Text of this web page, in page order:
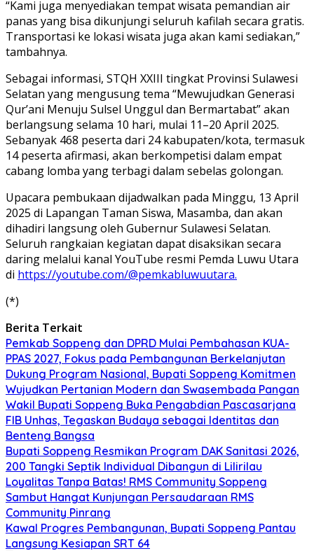
“Kami juga menyediakan tempat wisata pemandian air
panas yang bisa dikunjungi seluruh kafilah secara gratis.
Transportasi ke lokasi wisata juga akan kami sediakan,”
tambahnya.
Sebagai informasi, STQH XXIII tingkat Provinsi Sulawesi
Selatan yang mengusung tema “Mewujudkan Generasi
Qur’ani Menuju Sulsel Unggul dan Bermartabat” akan
berlangsung selama 10 hari, mulai 11–20 April 2025.
Sebanyak 468 peserta dari 24 kabupaten/kota, termasuk
14 peserta afirmasi, akan berkompetisi dalam empat
cabang lomba yang terbagi dalam sebelas golongan.
Upacara pembukaan dijadwalkan pada Minggu, 13 April
2025 di Lapangan Taman Siswa, Masamba, dan akan
dihadiri langsung oleh Gubernur Sulawesi Selatan.
Seluruh rangkaian kegiatan dapat disaksikan secara
daring melalui kanal YouTube resmi Pemda Luwu Utara
di https://youtube.com/@pemkabluwuutara.
(*)
Berita Terkait
Pemkab Soppeng dan DPRD Mulai Pembahasan KUA-
PPAS 2027, Fokus pada Pembangunan Berkelanjutan
Dukung Program Nasional, Bupati Soppeng Komitmen
Wujudkan Pertanian Modern dan Swasembada Pangan
Wakil Bupati Soppeng Buka Pengabdian Pascasarjana
FIB Unhas, Tegaskan Budaya sebagai Identitas dan
Benteng Bangsa
Bupati Soppeng Resmikan Program DAK Sanitasi 2026,
200 Tangki Septik Individual Dibangun di Lilirilau
Loyalitas Tanpa Batas! RMS Community Soppeng
Sambut Hangat Kunjungan Persaudaraan RMS
Community Pinrang
Kawal Progres Pembangunan, Bupati Soppeng Pantau
Langsung Kesiapan SRT 64